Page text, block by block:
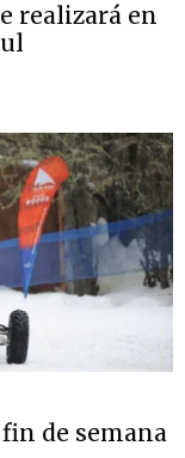
realizará en
de semana